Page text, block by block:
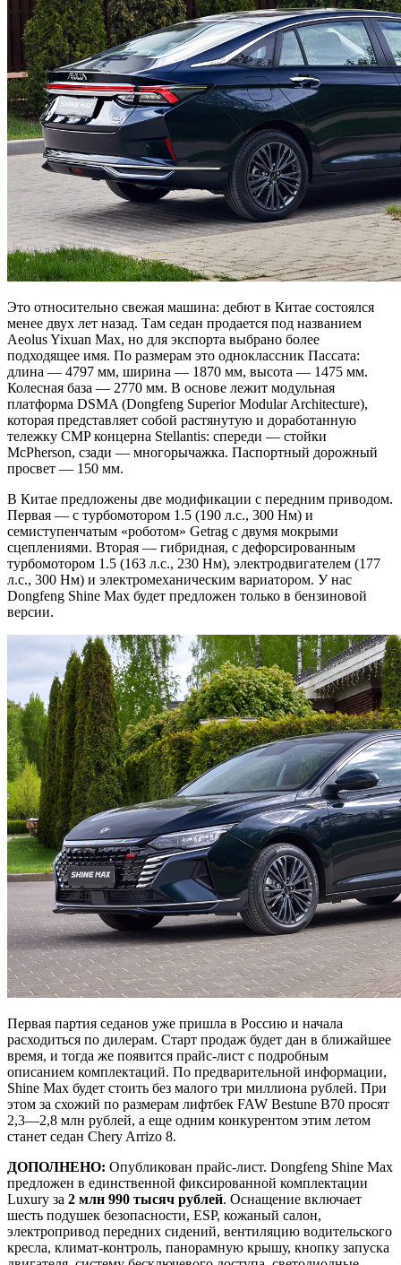
Это относительно свежая машина: дебют в Китае состоялся
менее двух лет назад. Там седан продается под названием
Aeolus Yixuan Max, но для экспорта выбрано более
подходящее имя. По размерам это одноклассник Пассата:
длина — 4797 мм, ширина — 1870 мм, высота — 1475 мм.
Колесная база — 2770 мм. В основе лежит модульная
платформа DSMA (Dongfeng Superior Modular Architecture),
которая представляет собой растянутую и доработанную
тележку CMP концерна Stellantis: спереди — стойки
McPherson, сзади — многорычажка. Паспортный дорожный
просвет — 150 мм.
В Китае предложены две модификации с передним приводом.
Первая — с турбомотором 1.5 (190 л.с., 300 Нм) и
семиступенчатым «роботом» Getrag с двумя мокрыми
сцеплениями. Вторая — гибридная, с дефорсированным
турбомотором 1.5 (163 л.с., 230 Нм), электродвигателем (177
л.с., 300 Нм) и электромеханическим вариатором. У нас
Dongfeng Shine Max будет предложен только в бензиновой
версии.
Первая партия седанов уже пришла в Россию и начала
расходиться по дилерам. Старт продаж будет дан в ближайшее
время, и тогда же появится прайс-лист с подробным
описанием комплектаций. По предварительной информации,
Shine Max будет стоить без малого три миллиона рублей. При
этом за схожий по размерам лифтбек FAW Bestune B70 просят
2,3—2,8 млн рублей, а еще одним конкурентом этим летом
станет седан Chery Arrizo 8.
ДОПОЛНЕНО: Опубликован прайс-лист. Dongfeng Shine Max
предложен в единственной фиксированной комплектации
Luxury за 2 млн 990 тысяч рублей. Оснащение включает
шесть подушек безопасности, ESP, кожаный салон,
электропривод передних сидений, вентиляцию водительского
кресла, климат-контроль, панорамную крышу, кнопку запуска